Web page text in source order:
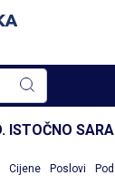
ISTOČNO
Cijene Poslovi